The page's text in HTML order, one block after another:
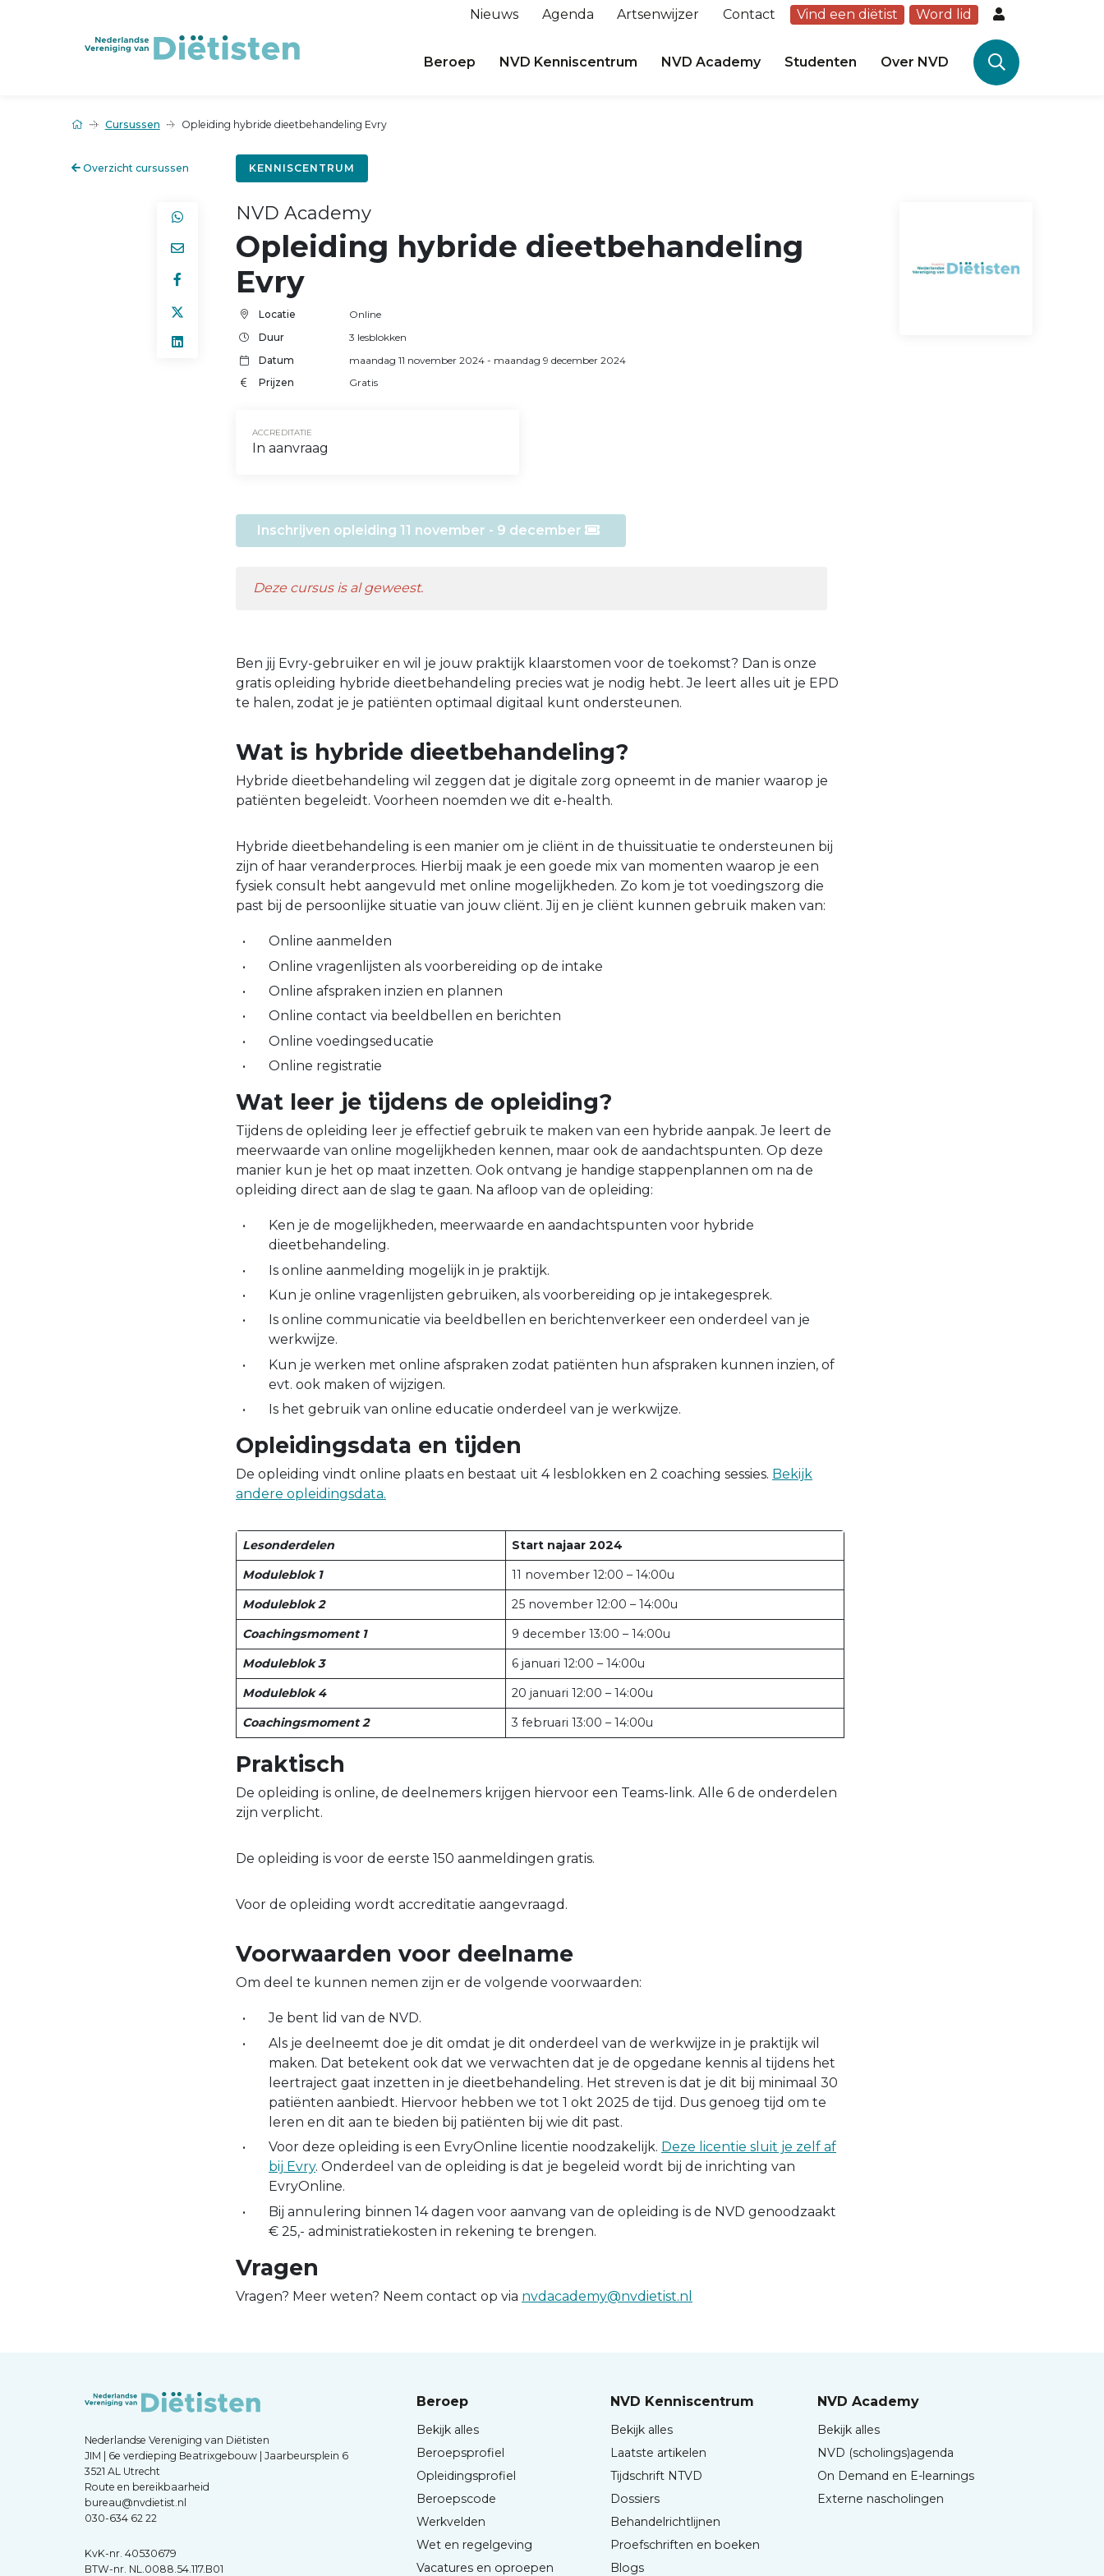
Nieuws Agenda Artsenwijzer Contact Vind een diëtist Word lid
Beroep NVD Kenniscentrum NVD Academy Studenten Over NVD
Cursussen Opleiding hybride dieetbehandeling Evry
Overzicht cursussen KENNISCENTRUM
NVD Academy
Opleiding hybride dieetbehandeling
Evry
Locatie
Online
Duur
3 lesblokken
Datum
maandag 11 november 2024 - maandag 9 december 2024
Prijzen
Gratis
ACCREDITATIE
In aanvraag
Inschrijven opleiding 11 november - 9 december
Deze cursus is al geweest.
Ben jij Evry-gebruiker en wil je jouw praktijk klaarstomen voor de toekomst? Dan is onze
gratis opleiding hybride dieetbehandeling precies wat je nodig hebt. Je leert alles uit je EPD
te halen, zodat je je patiënten optimaal digitaal kunt ondersteunen.
Wat is hybride dieetbehandeling?
Hybride dieetbehandeling wil zeggen dat je digitale zorg opneemt in de manier waarop je
patiënten begeleidt. Voorheen noemden we dit e-health.
Hybride dieetbehandeling is een manier om je cliënt in de thuissituatie te ondersteunen bij
zijn of haar veranderproces. Hierbij maak je een goede mix van momenten waarop je een
fysiek consult hebt aangevuld met online mogelijkheden. Zo kom je tot voedingszorg die
past bij de persoonlijke situatie van jouw cliënt. Jij en je cliënt kunnen gebruik maken van:
Online aanmelden
Online vragenlijsten als voorbereiding op de intake
Online afspraken inzien en plannen
Online contact via beeldbellen en berichten
Online voedingseducatie
Online registratie
Wat leer je tijdens de opleiding?
Tijdens de opleiding leer je effectief gebruik te maken van een hybride aanpak. Je leert de
meerwaarde van online mogelijkheden kennen, maar ook de aandachtspunten. Op deze
manier kun je het op maat inzetten. Ook ontvang je handige stappenplannen om na de
opleiding direct aan de slag te gaan. Na afloop van de opleiding:
Ken je de mogelijkheden, meerwaarde en aandachtspunten voor hybride
dieetbehandeling.
Is online aanmelding mogelijk in je praktijk.
Kun je online vragenlijsten gebruiken, als voorbereiding op je intakegesprek.
Is online communicatie via beeldbellen en berichtenverkeer een onderdeel van je
werkwijze.
Kun je werken met online afspraken zodat patiënten hun afspraken kunnen inzien, of
evt. ook maken of wijzigen.
Is het gebruik van online educatie onderdeel van je werkwijze.
Opleidingsdata en tijden
De opleiding vindt online plaats en bestaat uit 4 lesblokken en 2 coaching sessies. Bekijk
andere opleidingsdata.
Lesonderdelen
Start najaar 2024
Moduleblok 1
11 november 12:00 – 14:00u
Moduleblok 2
25 november 12:00 – 14:00u
Coachingsmoment 1
9 december 13:00 – 14:00u
Moduleblok 3
6 januari 12:00 – 14:00u
Moduleblok 4
20 januari 12:00 – 14:00u
Coachingsmoment 2
3 februari 13:00 – 14:00u
Praktisch
De opleiding is online, de deelnemers krijgen hiervoor een Teams-link. Alle 6 de onderdelen
zijn verplicht.
De opleiding is voor de eerste 150 aanmeldingen gratis.
Voor de opleiding wordt accreditatie aangevraagd.
Voorwaarden voor deelname
Om deel te kunnen nemen zijn er de volgende voorwaarden:
Je bent lid van de NVD.
Als je deelneemt doe je dit omdat je dit onderdeel van de werkwijze in je praktijk wil
maken. Dat betekent ook dat we verwachten dat je de opgedane kennis al tijdens het
leertraject gaat inzetten in je dieetbehandeling. Het streven is dat je dit bij minimaal 30
patiënten aanbiedt. Hiervoor hebben we tot 1 okt 2025 de tijd. Dus genoeg tijd om te
leren en dit aan te bieden bij patiënten bij wie dit past.
Voor deze opleiding is een EvryOnline licentie noodzakelijk. Deze licentie sluit je zelf af
bij Evry. Onderdeel van de opleiding is dat je begeleid wordt bij de inrichting van
EvryOnline.
Bij annulering binnen 14 dagen voor aanvang van de opleiding is de NVD genoodzaakt
€ 25,- administratiekosten in rekening te brengen.
Vragen
Vragen? Meer weten? Neem contact op via nvdacademy@nvdietist.nl
Nederlandse Vereniging van Diëtisten
JIM | 6e verdieping Beatrixgebouw | Jaarbeursplein 6
3521 AL Utrecht
Route en bereikbaarheid
bureau@nvdietist.nl
030-634 62 22
KvK-nr. 40530679
BTW-nr. NL.0088.54.117.B01
Beroep
Bekijk alles
Beroepsprofiel
Opleidingsprofiel
Beroepscode
Werkvelden
Wet en regelgeving
Vacatures en oproepen
NVD Kenniscentrum
Bekijk alles
Laatste artikelen
Tijdschrift NTVD
Dossiers
Behandelrichtlijnen
Proefschriften en boeken
Blogs
NVD Academy
Bekijk alles
NVD (scholings)agenda
On Demand en E-learnings
Externe nascholingen